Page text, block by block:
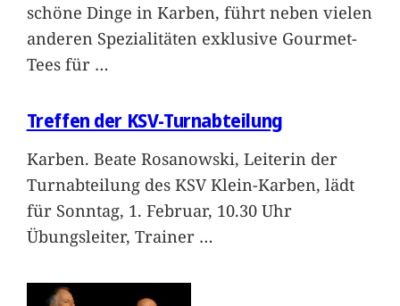
schöne Dinge in Karben, führt neben vielen
anderen Spezialitäten exklusive Gourmet-
Tees für …
Treffen der KSV-Turnabteilung
Karben. Beate Rosanowski, Leiterin der
Turnabteilung des KSV Klein-Karben, lädt
für Sonntag, 1. Februar, 10.30 Uhr
Übungsleiter, Trainer …